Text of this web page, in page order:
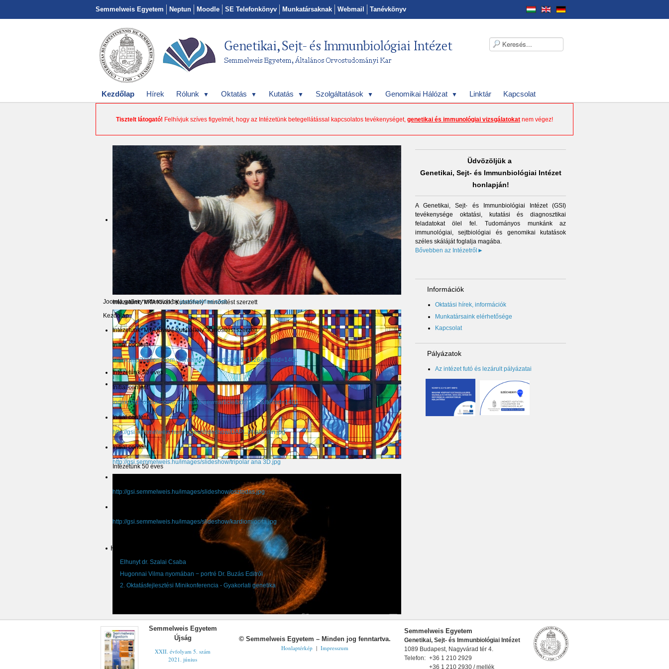
Semmelweis Egyetem Neptun Moodle SE Telefonkönyv Munkatársaknak Webmail Tanévkönyv
Kezdőlap Hírek Rólunk Oktatás Kutatás Szolgáltatások Genomikai Hálózat Linktár Kapcsolat
Tisztelt látogató! Felhívjuk szíves figyelmét, hogy az Intézetünk betegellátással kapcsolatos tevékenységet, genetikai és immunológiai vizsgálatokat nem végez!
Intézetünk "MTA Kiváló Kutatóhely" minősítést szerzett
Intézetünk 50 éves
Joomla gallery extension byjoomlashine.com
Kezdőlap
Intézetünk "MTA Kiváló Kutatóhely" minősítést szerzett
Initial content
index.php?option=com_content&view=article&id=1126&Itemid=1401
Intézetünk 50 éves
Initial content
index.php?option=com_content&view=article&id=1085&Itemid=1401
Initial content
http://gsi.semmelweis.hu/images/slideshow/DAPI_Phalloidin.jpg
Initial content
http://gsi.semmelweis.hu/images/slideshow/tripolar ana 3D.jpg
http://gsi.semmelweis.hu/images/slideshow/osztodas.jpg
http://gsi.semmelweis.hu/images/slideshow/kardiomiocita.jpg
Hírek, események
Elhunyt dr. Szalai Csaba
Hugonnai Vilma nyomában − portré Dr. Buzás Editről
2. Oktatásfejlesztési Minikonferencia - Gyakorlati genetika
Üdvözöljük a
Genetikai, Sejt- és Immunbiológiai Intézet
honlapján!
A Genetikai, Sejt- és Immunbiológiai Intézet (GSI)
tevékenysége oktatási, kutatási és diagnosztikai
feladatokat ölel fel. Tudományos munkánk az
immunológiai, sejtbiológiai és genomikai kutatások
széles skáláját foglalja magába.
Bővebben az Intézetről►
Információk
Oktatási hírek, információk
Munkatársaink elérhetősége
Kapcsolat
Pályázatok
Az intézet futó és lezárult pályázatai
Semmelweis Egyetem
Újság
XXII. évfolyam 5. szám
2021. június
©Semmelweis Egyetem – Minden jog fenntartva.
Honlaptérkép| Impresszum
Semmelweis Egyetem
Genetikai, Sejt- és Immunbiológiai Intézet
1089 Budapest, Nagyvárad tér 4.
Telefon: +36 1 210 2929
+36 1 210 2930 / mellék